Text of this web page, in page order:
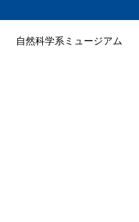
自然科学系ミュージアム